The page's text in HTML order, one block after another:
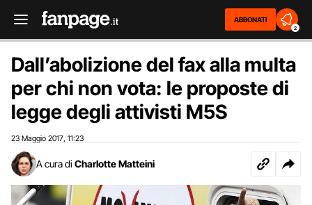
ABBONATI
2
Dall’abolizione del fax alla multa
per chi non vota: le proposte di
legge degli attivisti M5S
23 Maggio 2017 11:23
A cura di Charlotte Matteini